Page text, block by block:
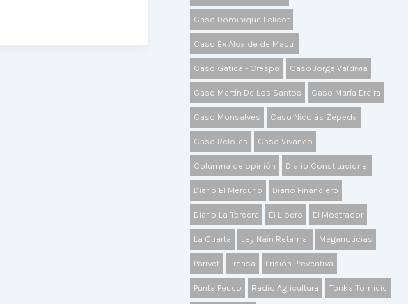
Caso Dominique Pelicot
Caso Ex Alcalde de Macul
Caso Gatica - Crespo Caso Jorge Valdivia
Caso Martín De Los Santos Caso María Ercira
Caso Monsalves Caso Nicolás Zepeda
Caso Relojes Caso Vivanco
Columna de opinión Diario Constitucional
Diario El Mercurio Diario Financiero
Diario La Tercera El Libero El Mostrador
La Cuarta Ley Naín Retamal Meganoticias
Parivet Prensa Prisión Preventiva
Punta Peuco Radio Agricultura Tonka Tomicic